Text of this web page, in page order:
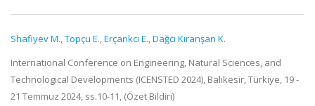
Shafiyev M.,Topçu E.,Erçarıkcı E.,Dağcı Kıranşan K.
International Conference on Engineering, Natural Sciences, and
Technological Developments (ICENSTED 2024), Balıkesir, Türkiye, 19 -
21 Temmuz 2024, ss.10-11, (Özet Bildiri)